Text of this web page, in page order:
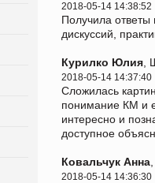
2018-05-14 14:38:52
Получила ответы
дискуссий,
Курилко Юлия ,
2018-05-14 14:37:40
Сложилась
понимание КМ и
интересно и
доступное
Ковальчук Анна
2018-05-14 14:36:30